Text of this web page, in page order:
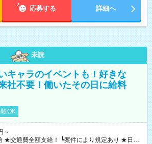
応募する 詳細へ
未読
キャラのイベントも！好きな
社不要！働いたその日に給料
OK
～
払